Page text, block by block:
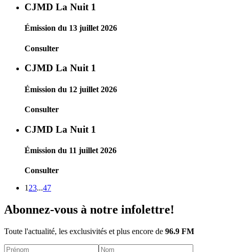
CJMD La Nuit 1
Émission du 13 juillet 2026
Consulter
CJMD La Nuit 1
Émission du 12 juillet 2026
Consulter
CJMD La Nuit 1
Émission du 11 juillet 2026
Consulter
1 23...47
Abonnez-vous à notre infolettre!
Toute l'actualité, les exclusivités et plus encore de 96.9 FM